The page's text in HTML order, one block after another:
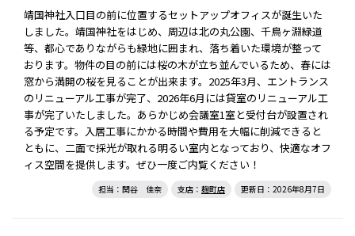
靖国神社入口目の前に位置するセットアップオフィスが誕生いた
しました。靖国神社をはじめ、周辺は北の丸公園、千鳥ヶ淵緑道
等、都心でありながらも緑地に囲まれ、落ち着いた環境が整って
おります。物件の目の前には桜の木が立ち並んでいるため、春には
窓から満開の桜を見ることが出来ます。2025年3月、エントランス
のリニューアル工事が完了、2026年6月には貸室のリニューアル工
事が完了いたしました。あらかじめ会議室1室と受付台が設置され
る予定です。入居工事にかかる時間や費用を大幅に削減できると
ともに、二面で採光が取れる明るい室内となっており、快適なオフ
ィス空間を提供します。ぜひ一度ご内覧ください！
担当：関谷 佳奈 支店： 麹町店 更新日：2026年8月7日